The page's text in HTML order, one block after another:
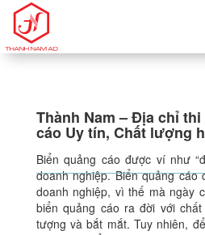
Thành Nam – Địa chỉ
cáo Uy tín, Chất lượng
Biển quảng cáo được ví như
doanh nghiệp. Biển quảng
doanh nghiệp, vì thế mà ngày
biển quảng cáo ra đời với
tượng và bắt mắt. Tuy nhiên,